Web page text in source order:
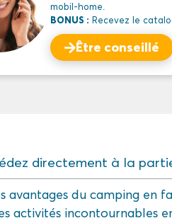
mobil-home.
BONUS : Recevez le
Être conseillé
directement à la
avantages du camping en
activités incontournables